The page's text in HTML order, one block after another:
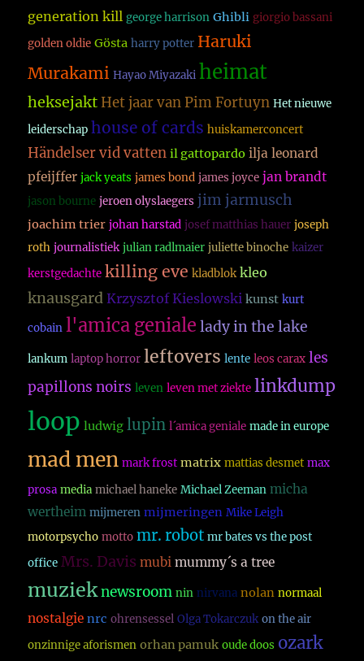
generation kill george harrison Ghibli giorgio bassani
golden oldie Gösta harry potter Haruki
Murakami Hayao Miyazaki heimat
heksejakt Het jaar van Pim Fortuyn Het nieuwe
leiderschap house of cards huiskamerconcert
Händelser vid vatten il gattopardo ilja leonard
pfeijffer jack yeats james bond james joyce jan brandt
jason bourne jeroen olyslaegers jim jarmusch
joachim trier johan harstad josef matthias hauer joseph
roth journalistiek julian radlmaier juliette binoche kaizer
kerstgedachte killing eve kladblok kleo
knausgard Krzysztof Kieslowski kunst kurt
cobain l'amica geniale lady in the lake
lankum laptop horror leftovers lente leos carax les
papillons noirs leven leven met ziekte linkdump
loop ludwig lupin l´amica geniale made in europe
mad men mark frost matrix mattias desmet max
prosa media michael haneke Michael Zeeman micha
wertheim mijmeren mijmeringen Mike Leigh
motorpsycho motto mr. robot mr bates vs the post
office Mrs. Davis mubi mummy´s a tree
muzieknewsroom nin nirvana nolan normaal
nostalgie nrc ohrensessel Olga Tokarczuk on the air
onzinnige aforismen orhan pamuk oude doos ozark